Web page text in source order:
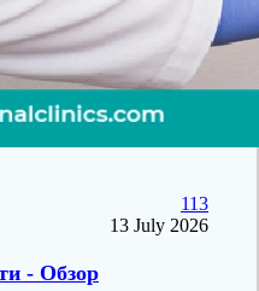
113
13 July 2026
- Обзор